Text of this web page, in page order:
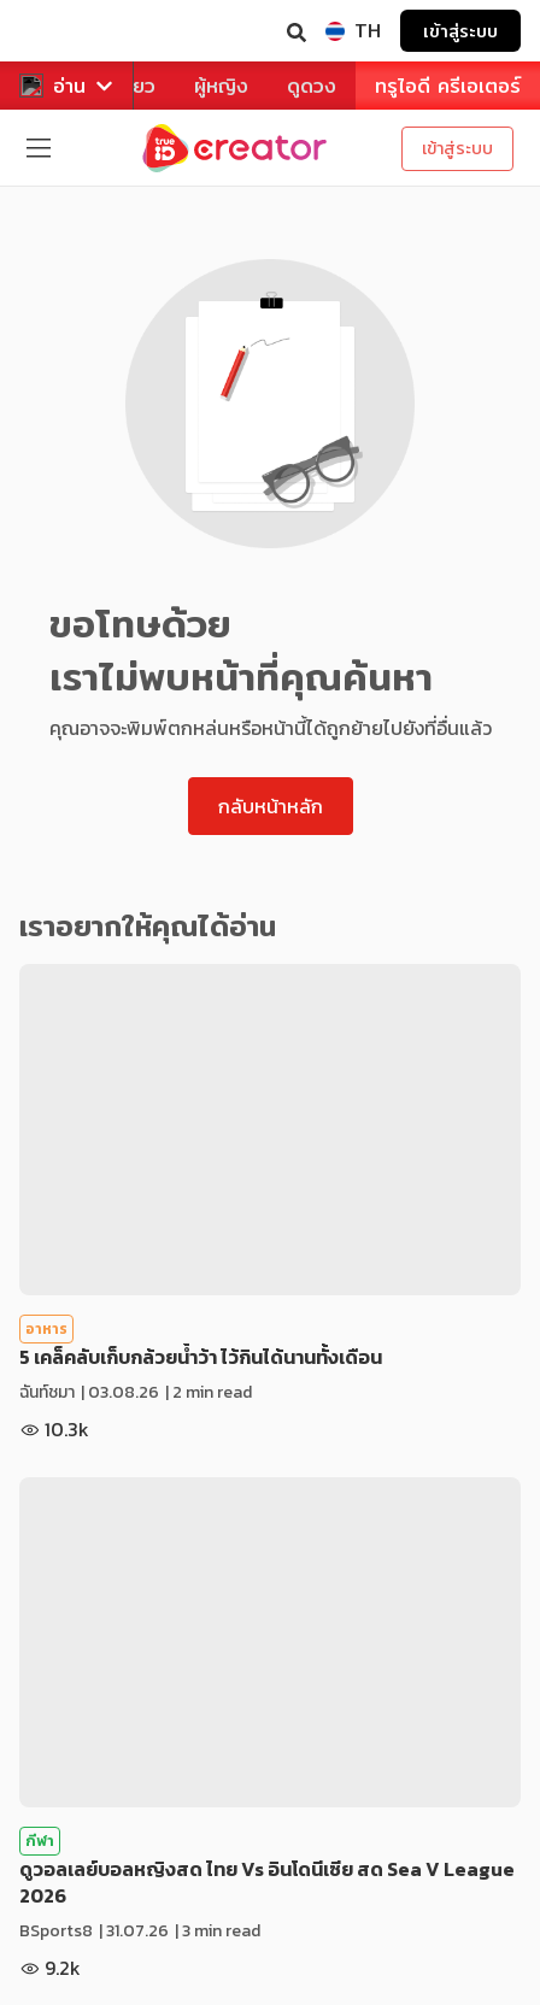
TH เข้าสู่ระบบ
อ่าน
หาร ท่องเที่ยว ผู้หญิง ดูดวง ทรูไอดี ครีเอเตอร์
เข้าสู่ระบบ
ขอโทษด้วย
เราไม่พบหน้าที่คุณค้นหา
คุณอาจจะพิมพ์ตกหล่นหรือหน้านี้ได้ถูกย้ายไปยังที่อื่นแล้ว
กลับหน้าหลัก
เราอยากให้คุณได้อ่าน
อาหาร
5 เคล็คลับเก็บกล้วยน้ำว้า ไว้กินได้นานทั้งเดือน
ฉันท์ชมา |03.08.26 | 2 min read
10.3k
กีฬา
ดูวอลเลย์บอลหญิงสด ไทย Vs อินโดนีเซีย สด Sea V League
2026
BSports8 |31.07.26 | 3 min read
9.2k